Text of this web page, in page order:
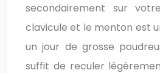
secondairement sur
clavicule et le menton est
un jour de grosse
suffit de reculer